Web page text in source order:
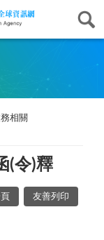
相關
(令)釋
友善列印